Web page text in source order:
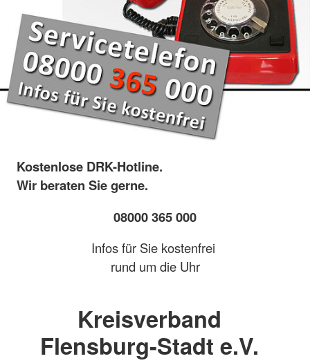
Kostenlose DRK-Hotline.
Wir beraten Sie gerne.
08000 365 000
Infos für Sie kostenfrei
rund um die Uhr
Kreisverband
Flensburg-Stadt e.V.